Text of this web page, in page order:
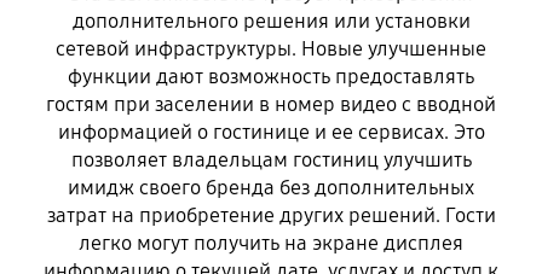
дополнительного решения или установки
сетевой инфраструктуры. Новые улучшенные
функции дают возможность предоставлять
гостям при заселении в номер видео с вводной
информацией о гостинице и ее сервисах. Это
позволяет владельцам гостиниц улучшить
имидж своего бренда без дополнительных
затрат на приобретение других решений. Гости
легко могут получить на экране дисплея